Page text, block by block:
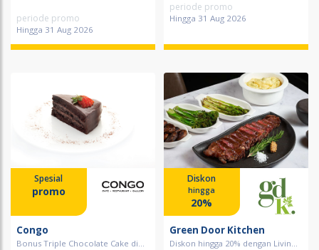
periode promo
Hingga 31 Aug 2026
periode promo
Hingga 31 Aug 2026
Spesial
promo
Congo
Bonus Triple Chocolate Cake di...
Diskon
hingga
20%
Green Door Kitchen
Diskon hingga 20% dengan Livin...